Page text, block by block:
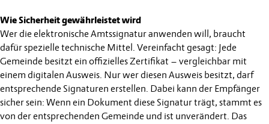
Wie Sicherheit gewährleistet wird
Wer die elektronische Amtssignatur anwenden will, braucht
dafür spezielle technische Mittel. Vereinfacht gesagt: Jede
Gemeinde besitzt ein offizielles Zertifikat – vergleichbar mit
einem digitalen Ausweis. Nur wer diesen Ausweis besitzt, darf
entsprechende Signaturen erstellen. Dabei kann der Empfänger
sicher sein: Wenn ein Dokument diese Signatur trägt, stammt es
von der entsprechenden Gemeinde und ist unverändert. Das